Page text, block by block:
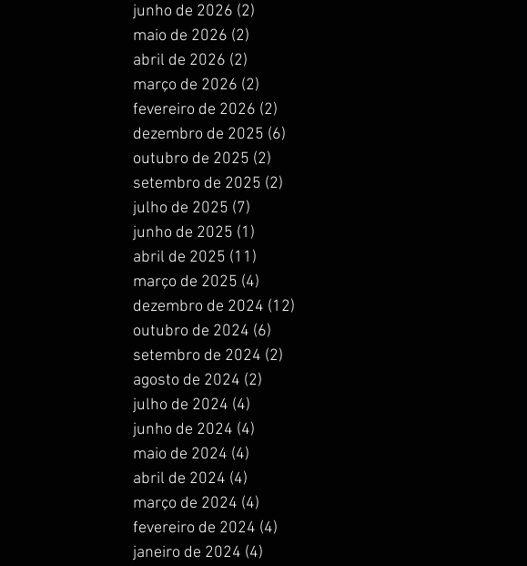
junho de 2026 (2)
maio de 2026 (2)
abril de 2026 (2)
março de 2026 (2)
fevereiro de 2026 (2)
dezembro de 2025 (6)
outubro de 2025 (2)
setembro de 2025 (2)
julho de 2025 (7)
junho de 2025 (1)
abril de 2025 (11)
março de 2025 (4)
dezembro de 2024 (12)
outubro de 2024 (6)
setembro de 2024 (2)
agosto de 2024 (2)
julho de 2024 (4)
junho de 2024 (4)
maio de 2024 (4)
abril de 2024 (4)
março de 2024 (4)
fevereiro de 2024 (4)
janeiro de 2024 (4)